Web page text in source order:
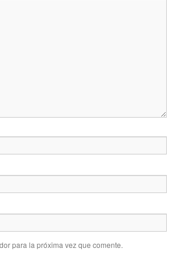
para la próxima vez que comente.